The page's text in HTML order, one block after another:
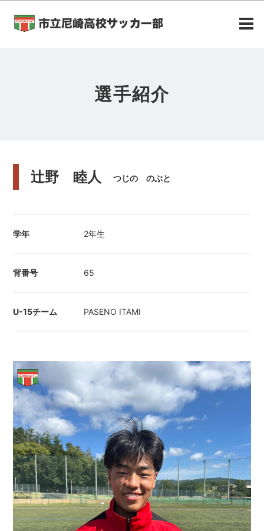
選手紹介
辻野 睦人 つじの のぶと
学年 2年生
背番号 65
U-15チーム PASENO ITAMI